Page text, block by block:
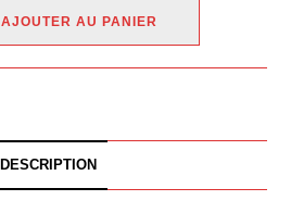
AJOUTER AU PANIER
DESCRIPTION